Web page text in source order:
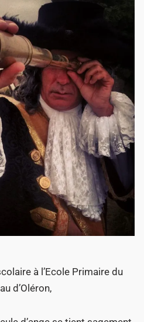
à l’Ecole Primaire du
d’Oléron,